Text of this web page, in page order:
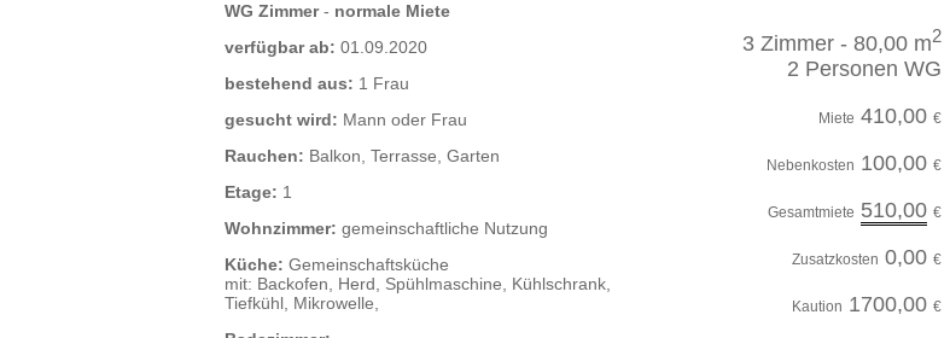
WG Zimmer- normale Miete
verfügbar ab: 01.09.2020
bestehend aus: 1 Frau
gesucht wird: Mann oder Frau
Rauchen: Balkon, Terrasse, Garten
Etage: 1
Wohnzimmer: gemeinschaftliche Nutzung
Küche: Gemeinschaftsküche
mit: Backofen, Herd, Spühlmaschine, Kühlschrank,
Tiefkühl, Mikrowelle,
3 Zimmer - 80,00 m2
2 Personen WG
Miete 410,00 €
Nebenkosten 100,00 €
Gesamtmiete 510,00 €
Zusatzkosten 0,00 €
Kaution 1700,00 €